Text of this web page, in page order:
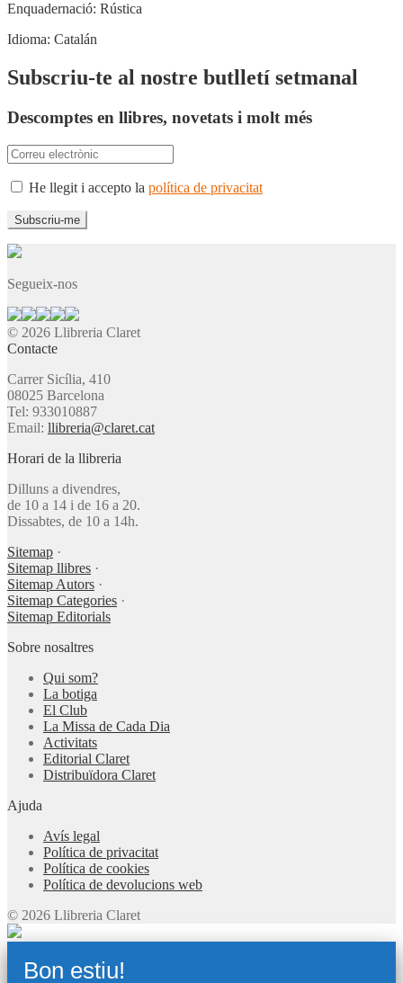
Enquadernació: Rústica
Idioma: Catalán
Subscriu-te al nostre butlletí setmanal
Descomptes en llibres, novetats i molt més
He llegit i accepto la política de privacitat
Segueix-nos
© 2026 Llibreria Claret
Contacte
Carrer Sicília, 410
08025 Barcelona
Tel: 933010887
Email: llibreria@claret.cat
Horari de la llibreria
Dilluns a divendres,
de 10 a 14 i de 16 a 20.
Dissabtes, de 10 a 14h.
Sitemap ·
Sitemap llibres ·
Sitemap Autors ·
Sitemap Categories ·
Sitemap Editorials
Sobre nosaltres
Qui som?
La botiga
El Club
La Missa de Cada Dia
Activitats
Editorial Claret
Distribuïdora Claret
Ajuda
Avís legal
Política de privacitat
Política de cookies
Política de devolucions web
© 2026 Llibreria Claret
Bon estiu!